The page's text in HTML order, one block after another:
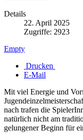
Details
22. April 2025
Zugriffe: 2923
Empty
Drucken
E-Mail
Mit viel Energie und
nach trafen die
natürlich nicht am
gelungener Beginn für